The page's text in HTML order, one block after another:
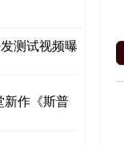
测试视频曝
新作《斯普